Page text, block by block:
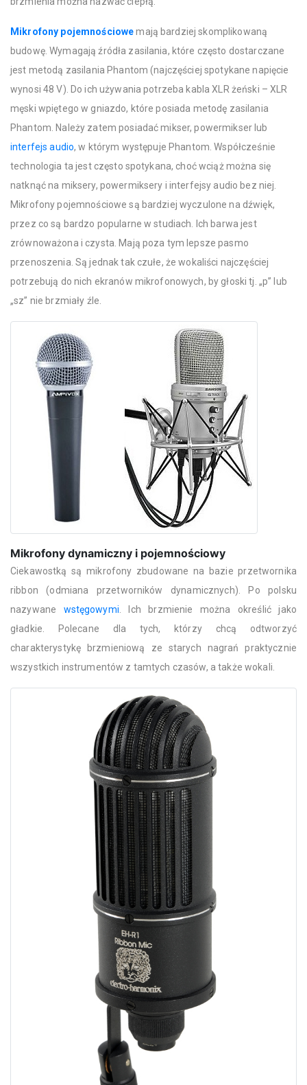
Mikrofony pojemnościowemają bardziej skomplikowaną
budowę. Wymagają źródła zasilania, które często dostarczane
jest metodą zasilania Phantom (najczęściej spotykane napięcie
wynosi 48 V). Do ich używania potrzeba kabla XLR żeński – XLR
męski wpiętego w gniazdo, które posiada metodę zasilania
Phantom. Należy zatem posiadać mikser, powermikser lub
interfejs audio, w którym występuje Phantom. Współcześnie
technologia ta jest często spotykana, choć wciąż można się
natknąć na miksery, powermiksery i interfejsy audio bez niej.
Mikrofony pojemnościowe są bardziej wyczulone na dźwięk,
przez co są bardzo popularne w studiach. Ich barwa jest
zrównoważona i czysta. Mają poza tym lepsze pasmo
przenoszenia. Są jednak tak czułe, że wokaliści najczęściej
potrzebują do nich ekranów mikrofonowych, by głoski tj. „p” lub
„sz” nie brzmiały źle.
Mikrofony dynamiczny i pojemnościowy
Ciekawostką są mikrofony zbudowane na bazie przetwornika
ribbon (odmiana przetworników dynamicznych). Po polsku
nazywane wstęgowymi . Ich brzmienie można określić jako
gładkie. Polecane dla tych, którzy chcą odtworzyć
charakterystykę brzmieniową ze starych nagrań praktycznie
wszystkich instrumentów z tamtych czasów, a także wokali.